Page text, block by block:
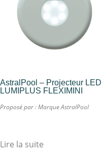
AstralPool – Projecteur LED
LUMIPLUS FLEXIMINI
Proposé par :Marque AstralPool
Lire la suite